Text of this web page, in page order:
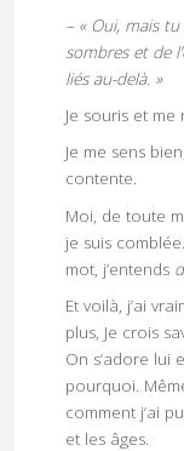
– « Oui, mais tu
sombres et de
liés au-delà. »
Je souris et
Je me sens
contente.
Moi, de toute
je suis
mot, j’entends
Et voilà, j’ai
plus, Je crois
On s’adore lui
pourquoi.
comment j’ai
et les âges.